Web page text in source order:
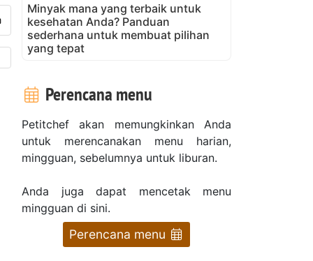
Minyak mana yang terbaik untuk
kesehatan Anda? Panduan
sederhana untuk membuat pilihan
yang tepat
Perencana menu
Petitchef akan memungkinkan Anda
untuk merencanakan menu harian,
mingguan, sebelumnya untuk liburan.
Anda juga dapat mencetak menu
mingguan di sini.
Perencana menu